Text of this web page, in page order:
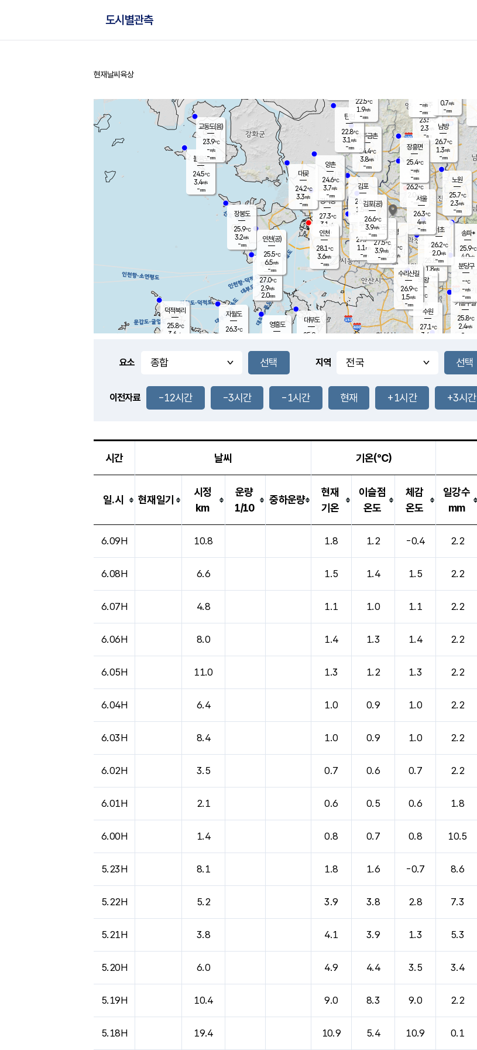
도시별관측
홈
현재날씨 육상
풍도
3.6m/s
0.5
무의도
27.0℃
2.9m/s
2.0mm
영흥도
볼음도
24.5℃
3.4m/s
-mm
자월도
26.3℃
양주
23.5℃
2.3
-mm
과천
25.8℃
1.8m/s
- mm
장봉도
25.9℃
3.2m/s
-mm
-mm
25.4
℃
대부도
25.9
-
경서동
27.3℃
3.1 m/s
-mm
파주금촌
24.4℃
3.8m/s
-mm
대곶
24.2℃
3.3m/s
-mm
탄현
22.8℃
3.1 m/s
-mm
25.7℃
1.1m/s
-mm
의왕
- ℃
m/s
mm
김포
26.5℃
1.5 m/s
mm
광명
27.2 ℃
2.2 m/s
-mm
부천
27.7℃
1.1 m/s
-mm
-mm
양촌
24.6℃
3.7m/s
-mm
구로
27.5℃
3.9m/s
-mm
은평
26.2℃
2.0 m/s
- mm
노원
25.7℃
2.3m/s
-mm
송파*
25.9℃
4.0m/s
-mm
서초
26.2℃
2.0m/s
-mm
남방
26.7℃
1.3m/s
-mm
기흥구갈
25.8℃
2.4m/s
-
수리산길
26.9℃
1.5m/s
-mm
분당구
-℃
-m/s
-mm
장흥면
25.4℃
-m/s
-mm
-m/s
-mm
덕적북리
25.8℃
3.6 m/s
인천(공)
25.5℃
6.5m/s
-mm
김포(공)
26.6℃
3.9m/s
-mm
교동도(음)
23.9℃
-m/s
-mm
수원
27.1℃
3.4 m/s
인천
28.1℃
3.6m/s
-mm
서울
26.3℃
4m/s
-mm
22.5℃
1.9m/s
-mm
0.7m/s
-mm
요소 지역
이전자료 -12시간 -3시간 -1시간 현재 +1시간 +3시간
시간 날씨 기온(℃)
일.시 현재일기
시정
km
운량
1/10
중하운량
현재
기온
이슬점
온도
체감
온도
일강수
mm
6.09H 10.8 1.8 1.2 -0.4 2.2
6.08H 6.6 1.5 1.4 1.5 2.2
6.07H 4.8 1.1 1.0 1.1 2.2
6.06H 8.0 1.4 1.3 1.4 2.2
6.05H 11.0 1.3 1.2 1.3 2.2
6.04H 6.4 1.0 0.9 1.0 2.2
6.03H 8.4 1.0 0.9 1.0 2.2
6.02H 3.5 0.7 0.6 0.7 2.2
6.01H 2.1 0.6 0.5 0.6 1.8
6.00H 1.4 0.8 0.7 0.8 10.5
5.23H 8.1 1.8 1.6 -0.7 8.6
5.22H 5.2 3.9 3.8 2.8 7.3
5.21H 3.8 4.1 3.9 1.3 5.3
5.20H 6.0 4.9 4.4 3.5 3.4
5.19H 10.4 9.0 8.3 9.0 2.2
5.18H 19.4 10.9 5.4 10.9 0.1